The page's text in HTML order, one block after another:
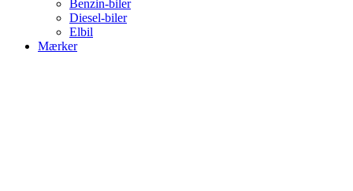
Benzin-biler
Diesel-biler
Elbil
Mærker